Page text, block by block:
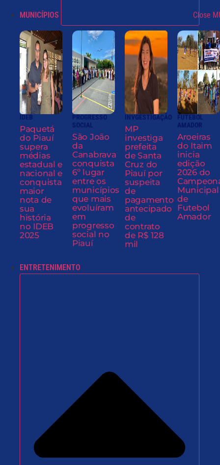
MUNICÍPIOS Close
IDEB
Paquetá
do Piauí
supera
médias
estadual e
nacional e
conquista
maior
nota de
sua
história
no IDEB
2025
PROGRESSO
SOCIAL
São João
da
Canabrava
conquista
6º lugar
entre os
municípios
que mais
evoluíram
em
progresso
social no
Piauí
INVGESTIGAÇÃO
MP
investiga
prefeita
de Santa
Cruz do
Piauí por
suspeita
de
pagamento
antecipado
de
contrato
de R$ 128
mil
FUTEBOL
AMADOR
Aroeiras
do Itaim
inicia
edição
2026 do
Municipal
de
Futebol
Amador
ENTRETENIMENTO